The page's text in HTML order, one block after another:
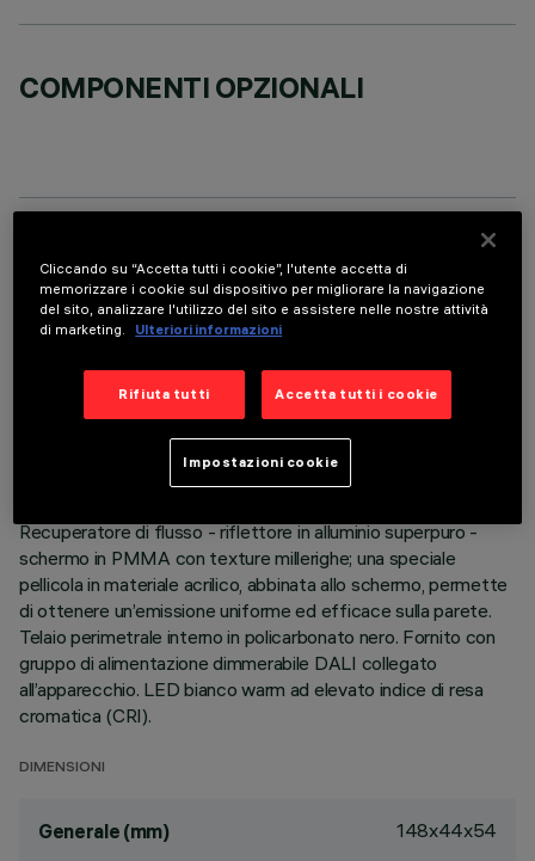
COMPONENTI OPZIONALI
DATI TECNICI
ULTIMO AGGIORNAMENTO: 07/08/2026
Apparecchio miniaturizzato rettangolare ad incasso con
sorgenti LED. Corpo principale con superficie radiante in
alluminio pressofuso, versione con cornice perimetrale di
battuta. Sistema ottico asimmetrico specializzato per
Recuperatore di flusso - riflettore in alluminio superpuro -
schermo in PMMA con texture millerighe; una speciale
pellicola in materiale acrilico, abbinata allo schermo, permette
di ottenere un’emissione uniforme ed efficace sulla parete.
Telaio perimetrale interno in policarbonato nero. Fornito con
gruppo di alimentazione dimmerabile DALI collegato
all’apparecchio. LED bianco warm ad elevato indice di resa
cromatica (CRI).
DIMENSIONI
Generale (mm) 148x44x54
Cliccando su “Accetta tutti i cookie”, l'utente accetta di
memorizzare i cookie sul dispositivo per migliorare la navigazione
del sito, analizzare l'utilizzo del sito e assistere nelle nostre attività
di marketing.
Ulteriori informazioni
Rifiuta tutti Accetta tutti i cookie
Impostazioni cookie